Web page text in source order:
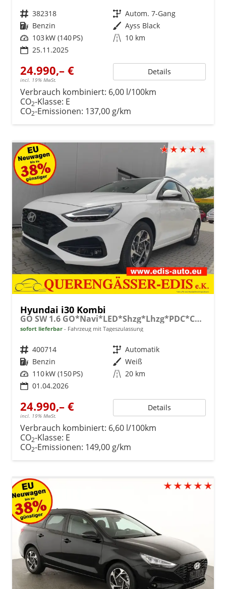
Fahrzeugnr. 382318 Getriebe Autom. 7-Gang
Kraftstoff Benzin Außenfarbe Ayss Black
Leistung 103 kW (140 PS) Kilometerstand 10 km
25.11.2025
24.990,– €
incl. 19% MwSt.
Details
Verbrauch kombiniert: 6,00 l/100km
CO2-Klasse: E
CO2-Emissionen: 137,00 g/km
Hyundai i30 Kombi
GO SW 1.6 GO*Navi*LED*Shzg*Lhzg*PDC*Cam*16Zoll*
sofort lieferbar Fahrzeug mit Tageszulassung
Fahrzeugnr. 400714 Getriebe Automatik
Kraftstoff Benzin Außenfarbe Weiß
Leistung 110 kW (150 PS) Kilometerstand 20 km
01.04.2026
24.990,– €
incl. 19% MwSt.
Details
Verbrauch kombiniert: 6,60 l/100km
CO2-Klasse: E
CO2-Emissionen: 149,00 g/km